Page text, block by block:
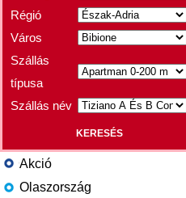
Régió
Város
Szállás
típusa
Szállás név
Akció
Olaszország